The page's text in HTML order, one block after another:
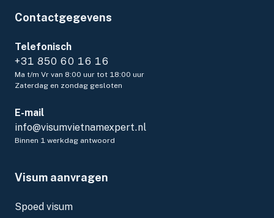
Contactgegevens
Telefonisch
+31 850 60 16 16
Ma t/m Vr van 8:00 uur tot 18:00 uur
Zaterdag en zondag gesloten
E-mail
info@visumvietnamexpert.nl
Binnen 1 werkdag antwoord
Visum aanvragen
Spoed visum